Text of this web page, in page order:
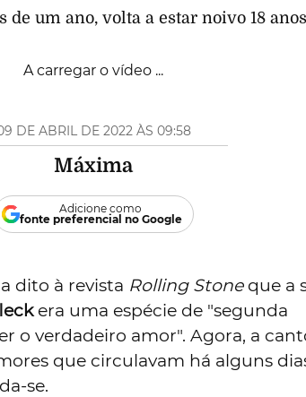
de um ano, volta a estar noivo 18
A carregar o vídeo ...
DE ABRIL DE 2022 ÀS 09:58
Máxima
Adicione como
fonte preferencial no Google
dito à revista Rolling Stoneque a
era uma espécie de "segunda
o verdadeiro amor". Agora, a
que circulavam há alguns
se.